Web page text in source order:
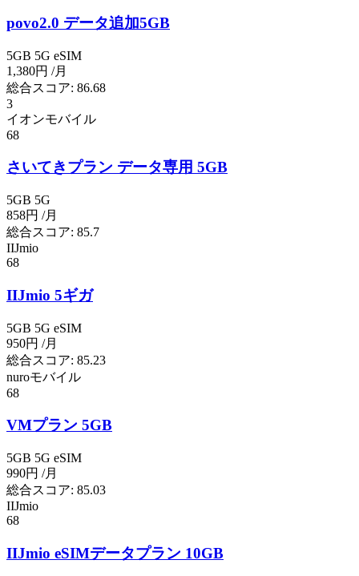
povo2.0 データ追加5GB
5GB 5G eSIM
1,380円 /月
総合スコア: 86.68
3
イオンモバイル
68
さいてきプラン データ専用 5GB
5GB 5G
858円 /月
総合スコア: 85.7
IIJmio
68
IIJmio 5ギガ
5GB 5G eSIM
950円 /月
総合スコア: 85.23
nuroモバイル
68
VMプラン 5GB
5GB 5G eSIM
990円 /月
総合スコア: 85.03
IIJmio
68
IIJmio eSIMデータプラン 10GB